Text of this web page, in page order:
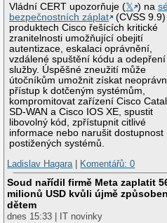
Vládní CERT upozorňuje (𝕏 ) na
bezpečnostních záplat
(CVSS
produktech Cisco řešících kritické
zranitelnosti umožňující obejití
autentizace, eskalaci oprávnění,
vzdálené spuštění kódu a odepření
služby. Úspěšné zneužití může
útočníkům umožnit získat
přístup k dotčeným systémům,
kompromitovat zařízení Cisco
SD-WAN a Cisco IOS XE, spustit
libovolný kód, zpřístupnit citlivé
informace nebo narušit dostupnost
postižených systémů.
Ladislav Hagara| Komentářů: 0
Soud nařídil firmě Meta zaplatit
milionů USD kvůli újmě
dětem
dnes 15:33 | IT novinky